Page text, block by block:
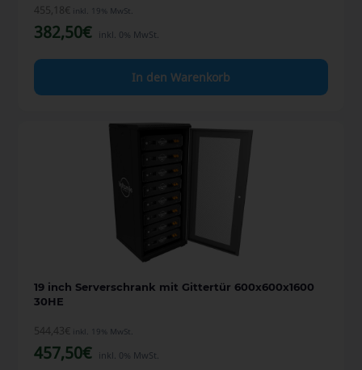
455,18€ inkl. 19% MwSt.
382,50€ inkl. 0% MwSt.
In den Warenkorb
19 inch Serverschrank mit Gittertür 600x600x1600
30HE
544,43€ inkl. 19% MwSt.
457,50€ inkl. 0% MwSt.